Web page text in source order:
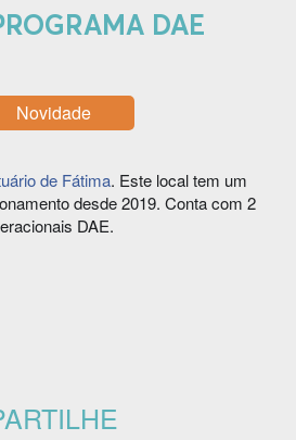
DAE
Novidade
de Fátima. Este local tem um
desde 2019. Conta com 2
DAE.